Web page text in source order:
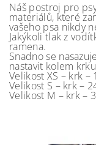
Náš postroj pro
materiálů, které
vašeho psa nikdy
Jakýkoli tlak z
ramena.
Snadno se
nastavit kolem
Velikost XS – krk
Velikost S – krk –
Velikost M – krk –